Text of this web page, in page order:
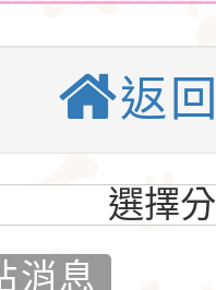
小的體
吉娃娃犬
獵與防
犬的氣
在花束
德麗娜‧
為家喻
專賣店
。
娃犬舍推
有堅韌
，動作迅
年，墨
楊梅吉
犬.吉
吉娃娃.
吉娃娃
返
選擇
消息